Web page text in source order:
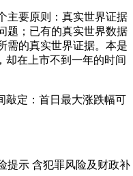
主要原则：真实世界证据
题；已有的真实世界数据
需的真实世界证据。本是
却在上市不到一年的时间
敲定：首日最大涨跌幅可
提示 含犯罪风险及财政补